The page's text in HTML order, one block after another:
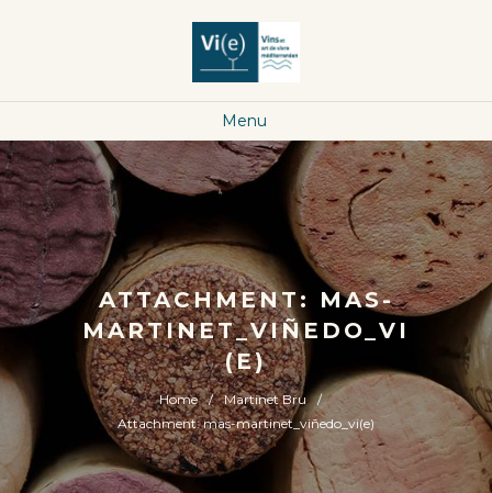
Menu
ATTACHMENT: MAS-
MARTINET_VIÑEDO_VI
(E)
Home
Martinet Bru
Attachment: mas-martinet_viñedo_vi(e)